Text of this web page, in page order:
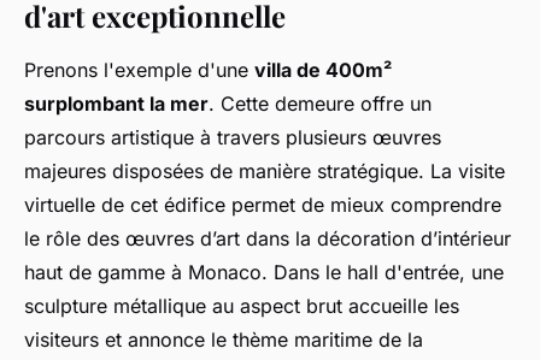
d'art exceptionnelle
Prenons l'exemple d'une villa de 400m²
surplombant la mer. Cette demeure offre un
parcours artistique à travers plusieurs œuvres
majeures disposées de manière stratégique. La visite
virtuelle de cet édifice permet de mieux comprendre
le rôle des œuvres d’art dans la décoration d’intérieur
haut de gamme à Monaco. Dans le hall d'entrée, une
sculpture métallique au aspect brut accueille les
visiteurs et annonce le thème maritime de la